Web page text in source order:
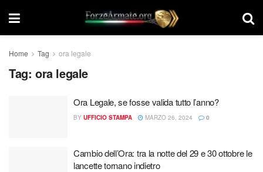
Home Tag ora legale
Tag: ora legale
Ora Legale, se fosse valida tutto l’anno?
BY UFFICIO STAMPA MARZO 26, 2024 0
Cambio dell’Ora: tra la notte del 29 e 30 ottobre le
lancette tornano indietro